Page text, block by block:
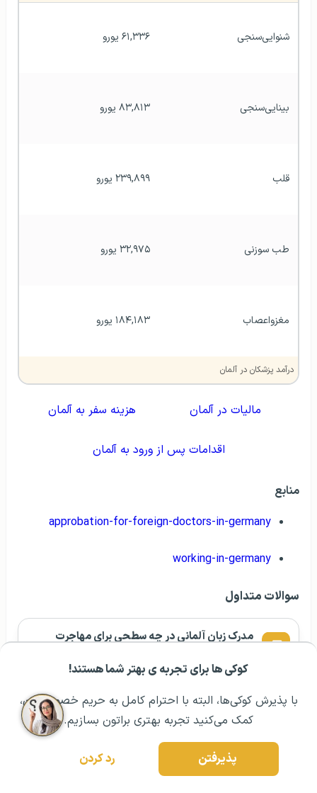
کوکی ها برای تجربه ی بهتر شما هستند!
با پذیرش کوکی‌ها، البته با احترام کامل به حریم خصوصیتون،
کمک می‌کنید تجربه بهتری براتون بسازیم.
پذیرفتن رد کردن
مشــاوره اولیه رایگان: ۰۲۱ ۴۳۰۰۰ ۰۲۱ رزرو مشاوره تخصصی
شنوایی‌سنجی ۶۱,۳۳۶ یورو
بینایی‌سنجی ۸۳,۸۱۳ یورو
قلب ۲۳۹,۸۹۹ یورو
طب سوزنی ۳۲,۹۷۵ یورو
مغزواعصاب ۱۸۴,۱۸۳ یورو
درآمد پزشکان در آلمان
مالیات در آلمان هزینه سفر به آلمان
اقدامات پس از ورود به آلمان
منابع
approbation-for-foreign-doctors-in-germany
working-in-germany
سوالات متداول
مدرک زبان آلمانی در چه سطحی برای مهاجرت
روند دریافت مجوز رسمی طبابت در آلمان چقدر
است؟
آیا پس از مهاجرت پزشکان به آلمان، امکان اخذ